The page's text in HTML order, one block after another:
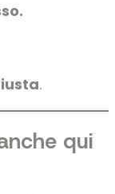
.
qui